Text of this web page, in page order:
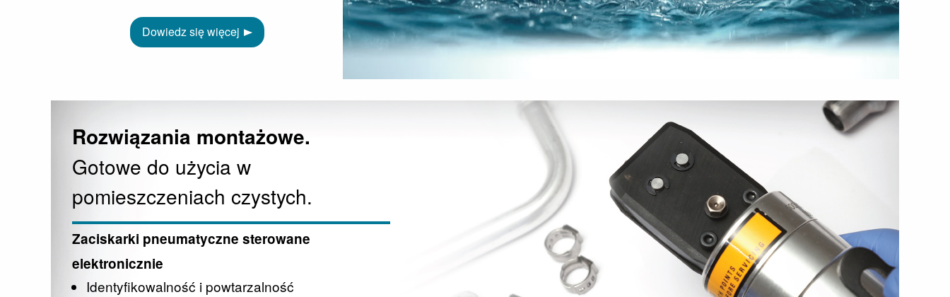
Dowiedz się więcej
Rozwiązania montażowe.
Gotowe do użycia w
pomieszczeniach czystych.
Zaciskarki pneumatyczne sterowane
elektronicznie
Identyfikowalność i powtarzalność